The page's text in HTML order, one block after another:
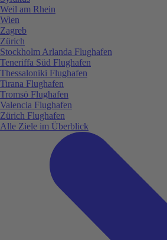
Weil am Rhein
Wien
Zagreb
Zürich
Stockholm Arlanda Flughafen
Teneriffa Süd Flughafen
Thessaloniki Flughafen
Tirana Flughafen
Tromsö Flughafen
Valencia Flughafen
Zürich Flughafen
Alle Ziele im Überblick